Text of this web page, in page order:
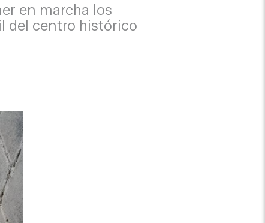
en marcha los
del centro histórico